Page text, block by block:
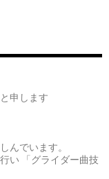
申します
んでいます。
い 「グライダー曲技